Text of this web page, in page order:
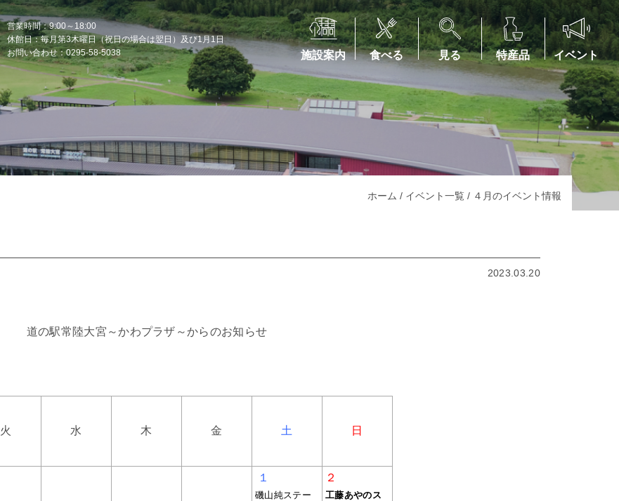
施設案内 食べる 見る 特産品 イベント
営業時間：9:00～18:00
休館日：毎月第3木曜日（祝日の場合は翌日）及び1月1日
お問い合わせ：0295-58-5038
ホーム / イベント一覧/ ４月のイベント情報
2023.03.20
道の駅常陸大宮～かわプラザ～からのお知らせ
火 水 木 金 土 日
１
磯山純ステー
２
工藤あやのス